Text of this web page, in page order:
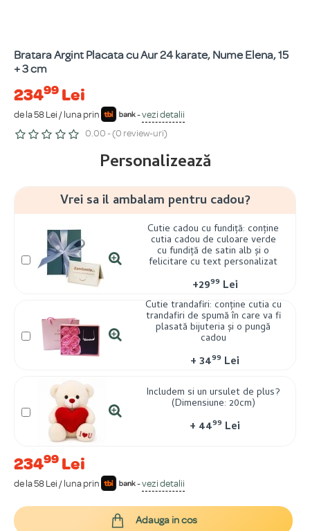
Bratara Argint Placata cu Aur 24 karate, Nume Elena, 15
+ 3 cm
23499 Lei
de la 58 Lei / luna prin -vezi detalii
0.00 - (0 review-uri)
23499 Lei
de la 58 Lei / luna prin -vezi detalii
Personalizează
Vrei sa il ambalam pentru cadou?
Cutie cadou cu fundiță: conține
cutia cadou de culoare verde
cu fundiță de satin alb și o
felicitare cu text personalizat
+2999 Lei
Cutie trandafiri: conține cutia cu
trandafiri de spumă în care va fi
plasată bijuteria și o pungă
cadou
+3499 Lei
Includem si un ursulet de plus?
(Dimensiune: 20cm)
+ 4499 Lei
Adauga in cos